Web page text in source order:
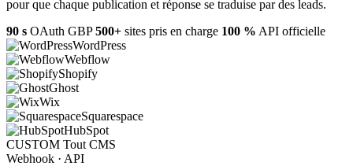
pour que chaque publication et réponse se traduise par des leads.
90 s OAuth GBP 500+ sites pris en charge 100 % API officielle
WordPress
Webflow
Shopify
Ghost
Wix
Squarespace
HubSpot
CUSTOM Tout CMS
Webhook · API